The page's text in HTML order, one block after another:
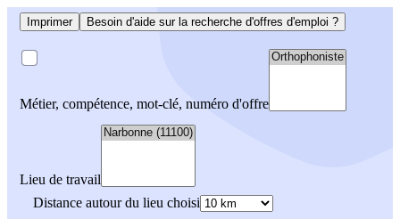
Imprimer Besoin d'aide sur la recherche d'offres d'emploi ?
Métier, compétence, mot-clé, numéro d'offre
Lieu de travail
Distance autour du lieu choisi